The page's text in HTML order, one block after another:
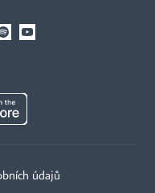
údajů